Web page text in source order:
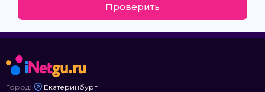
Проверить
Город: Екатеринбург